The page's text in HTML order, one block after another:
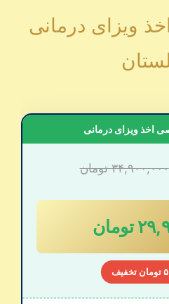
ویزای درمانی
اخذ ویزای درمانی